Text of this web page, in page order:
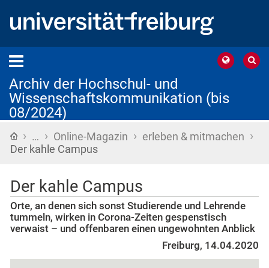
Archiv der Hochschul- und
Wissenschaftskommunikation (bis
08/2024)
Startseite
› … › Online-Magazin › erleben & mitmachen ›
Der kahle Campus
Der kahle Campus
Orte, an denen sich sonst Studierende und Lehrende
tummeln, wirken in Corona-Zeiten gespenstisch
verwaist – und offenbaren einen ungewohnten Anblick
Freiburg, 14.04.2020